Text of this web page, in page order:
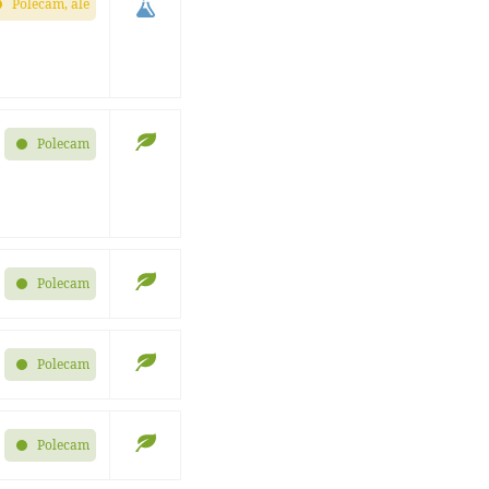
Polecam, ale
Polecam
Polecam
Polecam
Polecam